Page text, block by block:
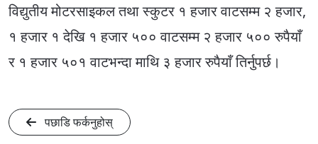
विद्युतीय मोटरसाइकल तथा स्कुटर १ हजार वाटसम्म २ हजार,
१ हजार १ देखि १ हजार ५०० वाटसम्म २ हजार ५०० रुपैयाँ
र १ हजार ५०१ वाटभन्दा माथि ३ हजार रुपैयाँ तिर्नुपर्छ।
पछाडि फर्कनुहोस्